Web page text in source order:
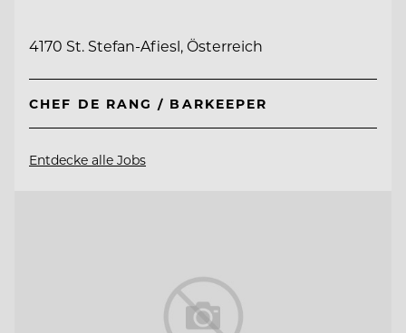
4170 St. Stefan-Afiesl, Österreich
CHEF DE RANG / BARKEEPER
Entdecke alle Jobs